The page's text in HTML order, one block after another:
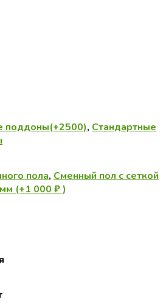
поддоны(+2500), Стандартные
пола, Сменный пол с сеткой
(+1 000 ₽ )